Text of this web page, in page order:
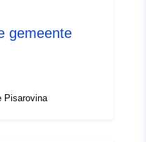
gemeente
Pisarovina